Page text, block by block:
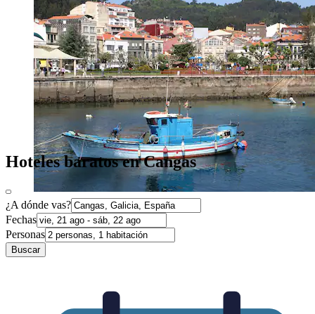
Hoteles baratos en Cangas
¿A dónde vas?
Fechas
Personas
Buscar